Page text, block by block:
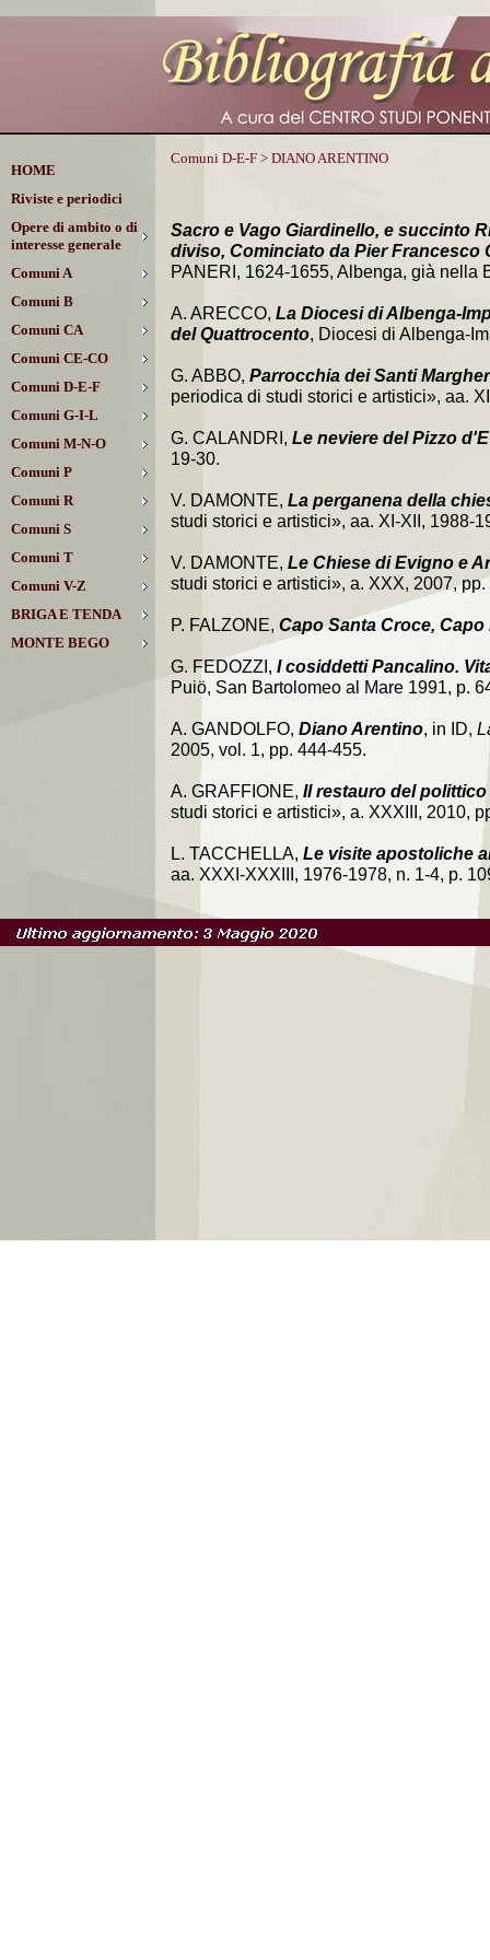
HOME
Riviste e periodici
Opere di ambito o di
interesse generale
Comuni A
Comuni B
Comuni CA
Comuni CE-CO
Comuni D-E-F
Comuni G-I-L
Comuni M-N-O
Comuni P
Comuni R
Comuni S
Comuni T
Comuni V-Z
BRIGA E TENDA
MONTE BEGO
Comuni D-E-F > DIANO ARENTINO
Sacro e Vago Giardinello, e succinto
diviso, Cominciato da Pier
PANERI, 1624-1655, Albenga, già nella
A. ARECCO, La Diocesi di Albenga-
del Quattrocento, Diocesi di Albenga-
G. ABBO, Parrocchia dei Santi
periodica di studi storici e artistici», aa.
G. CALANDRI, Le neviere del Pizzo
19-30.
V. DAMONTE, La perganena della
studi storici e artistici», aa. XI-XII, 1988-
V. DAMONTE, Le Chiese di Evigno e
studi storici e artistici», a. XXX, 2007, pp.
P. FALZONE, Capo Santa Croce, Capo
G. FEDOZZI, I cosiddetti Pancalino.
Puiö, San Bartolomeo al Mare 1991, p.
A. GANDOLFO, Diano Arentino, in ID,
2005, vol. 1, pp. 444-455.
A. GRAFFIONE, Il restauro del
studi storici e artistici», a. XXXIII, 2010,
L. TACCHELLA, Le visite apostoliche
aa. XXXI-XXXIII, 1976-1978, n. 1-4, p.